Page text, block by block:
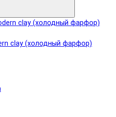
clay (холодный фарфор)